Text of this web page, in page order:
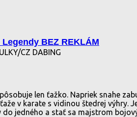
BEZ REKLÁM
CZ DABING
len ťažko. Napriek snahe
v karate s vidinou štedrej výhry.
jedného a stať sa majstrom